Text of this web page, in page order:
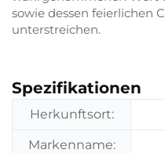
sowie dessen feierlichen
unterstreichen.
Spezifikationen
Herkunftsort:
Markenname: